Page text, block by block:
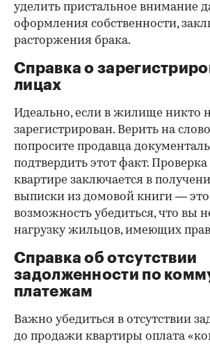
уделить пристальное внимание
оформления собственности,
расторжения брака.
Справка о
лицах
Идеально, если в жилище никто
зарегистрирован. Верить на
попросите продавца
подтвердить этот факт.
квартире заключается в
выписки из домовой книги — это
возможность убедиться, что вы
нагрузку жильцов, имеющих
Справка об отсутствии
задолженности по
платежам
Важно убедиться в отсутствии
до продажи квартиры оплата